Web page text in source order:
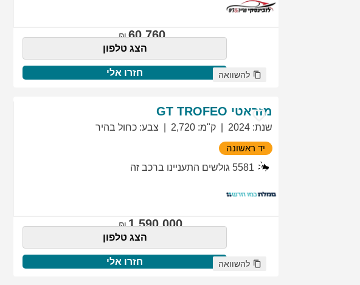
60,760
הצג טלפון
חזרו אלי להשוואה
מזראטי GT TROFEO
שנת:
2024 ק"מ:
2,720 צבע: כחול בהיר
יד ראשונה
5581 גולשים התעניינו ברכב זה
1,590,000
הצג טלפון
חזרו אלי להשוואה